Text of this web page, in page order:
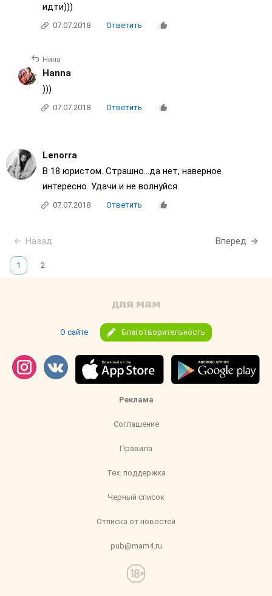
идти)))
07.07.2018 Ответить
Нина
Нanna
)))
07.07.2018 Ответить
Lenorra
В 18 юристом. Страшно...да нет, наверное
интересно. Удачи и не волнуйся.
07.07.2018 Ответить
Назад Вперед
1 2
О сайте Благотворительность
Реклама
Соглашение
Правила
Тех. поддержка
Черный список
Отписка от новостей
pub@mam4.ru